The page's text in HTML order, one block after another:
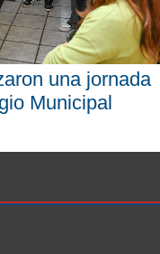
una jornada
Municipal